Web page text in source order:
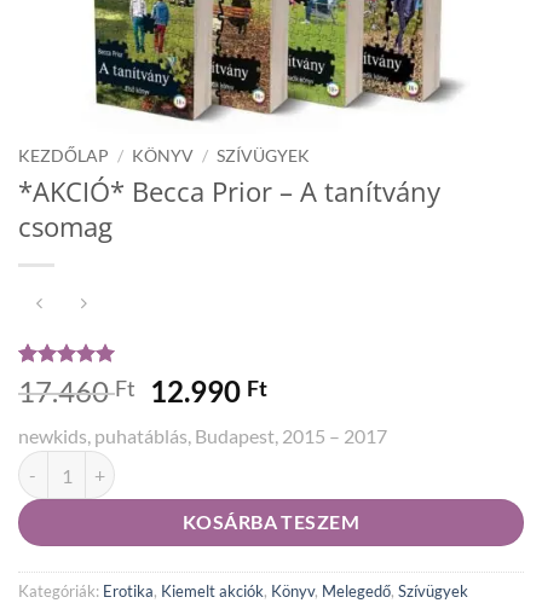
KEZDŐLAP / KÖNYV / SZÍVÜGYEK
*AKCIÓ* Becca Prior – A tanítvány
csomag
Értékelés5
az 5-ből,
2
alapján
17.460Ft
Original
was:
12.990 FtCurrent
is:
newkids, puhatáblás, Budapest, 2015 – 2017
*AKCIÓ* Becca Prior - A tanítvány csomag mennyiség
KOSÁRBA TESZEM
Kategóriák: Erotika, Kiemelt akciók, Könyv, Melegedő, Szívügyek